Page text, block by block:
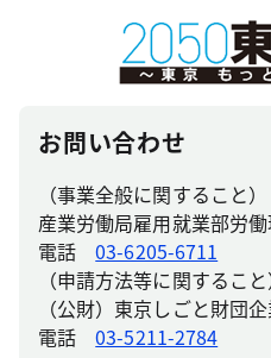
お問い合わせ
（事業全般に関すること）
産業労働局雇用就業部労
電話03-6205-6711
（申請方法等に関すること
（公財）東京しごと財団
電話03-5211-2784